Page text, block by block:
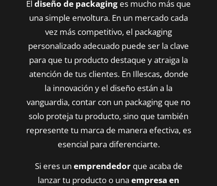
El diseño de packaging es mucho más que
una simple envoltura. En un mercado cada
vez más competitivo, el packaging
personalizado adecuado puede ser la clave
para que tu producto destaque y atraiga la
atención de tus clientes. En Illescas, donde
la innovación y el diseño están a la
vanguardia, contar con un packaging que no
solo proteja tu producto, sino que también
represente tu marca de manera efectiva, es
esencial para diferenciarte.
Si eres un emprendedorque acaba de
lanzar tu producto o una empresa en